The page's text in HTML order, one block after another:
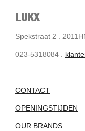
LUKX
Spekstraat 2 .
023-5318084 .
CONTACT
OPENINGSTIJDEN
OUR BRANDS